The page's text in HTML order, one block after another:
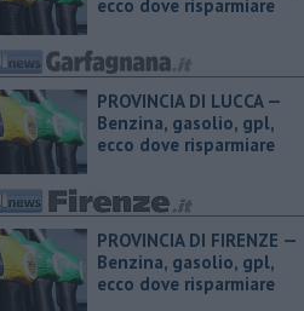
ecco dove risparmiare
PROVINCIA DI LUCCA — ​
Benzina, gasolio, gpl,
ecco dove risparmiare
PROVINCIA DI FIRENZE — ​
Benzina, gasolio, gpl,
ecco dove risparmiare